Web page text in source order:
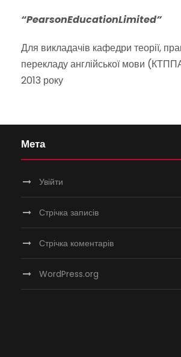
“PearsonEducationLimited”
Для викладачів кафедри теорії,
перекладу англійської мови
2013 року
Мета
Увійти
Стрічка записів
Стрічка коментарів
WordPress.org